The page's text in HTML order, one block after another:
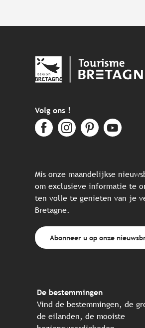
Volg ons !
Mis onze maandelijkse
om exclusieve informatie te
ten volle te genieten van je
Bretagne.
Abonneer u op onze
De bestemmingen
Vind de bestemmingen, de
de eilanden, de mooiste